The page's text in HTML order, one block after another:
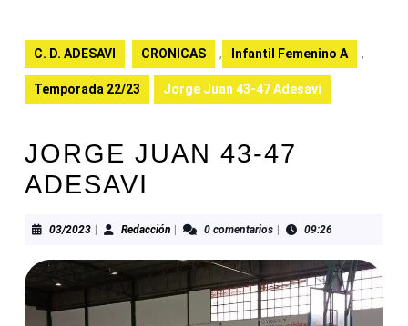
C. D. ADESAVI CRONICAS , Infantil Femenino A ,
Temporada 22/23 Jorge Juan 43-47 Adesavi
JORGE JUAN 43-47
ADESAVI
03/202303/2023RedacciónRedacción0 comentarios 09:26